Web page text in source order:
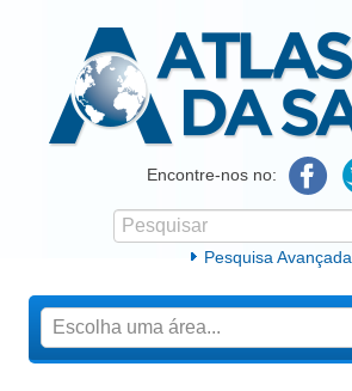
Atlas da SaúdeEncontre-nos no:
Formulário de procura
Pesquisar
Pesquisa Avançada